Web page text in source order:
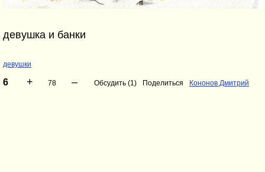
девушка и банки
девушки
6 + 78 – Обсудить (1) Поделиться Кононов Дмитрий